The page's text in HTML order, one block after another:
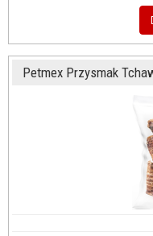
Petmex Przysmak